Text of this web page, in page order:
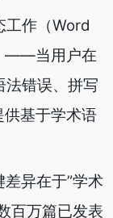
工作（Word
——当用户在
法错误、拼写
基于学术语
异在于”学术
百万篇已发表